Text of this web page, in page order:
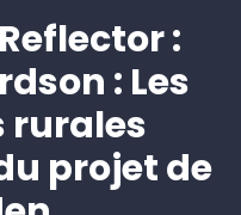
:
: Les
rurales
projet de